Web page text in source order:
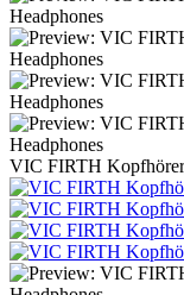
VIC FIRTH